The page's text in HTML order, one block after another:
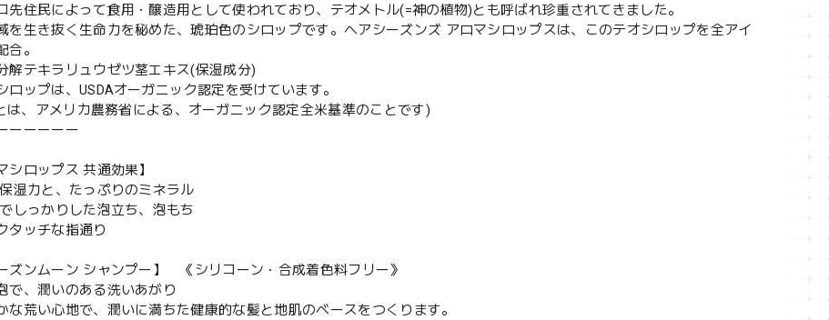
先住民によって食用・醸造用として使われており、テオメトル(=神の植物)とも呼ばれ珍重されてきました。
を生き抜く生命力を秘めた、琥珀色のシロップです。ヘアシーズンズ アロマシロップスは、このテオシロップを全アイ
合。
解テキラリュウゼツ茎エキス(保湿成分)
ロップは、USDAオーガニック認定を受けています。
は、アメリカ農務省による、オーガニック認定全米基準のことです)
ーーーーー
シロップス 共通効果】
保湿力と、たっぷりのミネラル
しっかりした泡立ち、泡もち
タッチな指通り
ズンムーン シャンプー】 《シリコーン・合成着色料フリー》
で、潤いのある洗いあがり
な荒い心地で、潤いに満ちた健康的な髪と地肌のベースをつくります。